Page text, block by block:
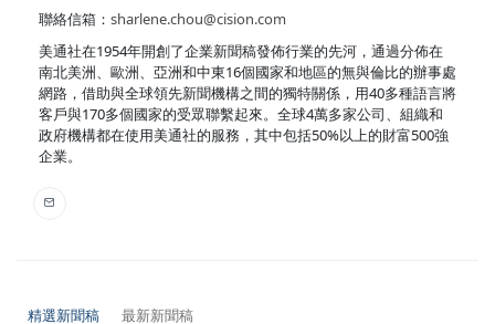
聯絡信箱： sharlene.chou@cision.com
美通社在1954年開創了企業新聞稿發佈行業的先河，通過分佈在
南北美洲、歐洲、亞洲和中東16個國家和地區的無與倫比的辦事處
網路，借助與全球領先新聞機構之間的獨特關係，用40多種語言將
客戶與170多個國家的受眾聯繫起來。全球4萬多家公司、組織和
政府機構都在使用美通社的服務，其中包括50%以上的財富500強
企業。
精選新聞稿 最新新聞稿